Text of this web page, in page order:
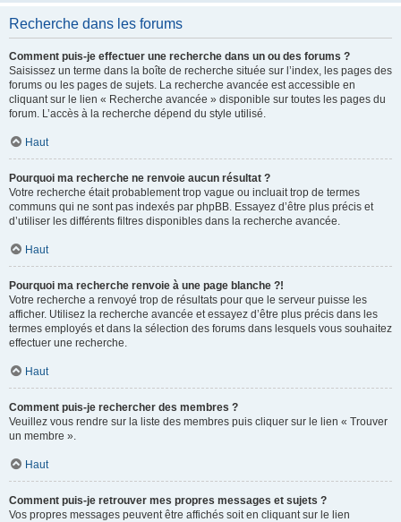
Recherche dans les forums
Comment puis-je effectuer une recherche dans un ou des forums ?
Saisissez un terme dans la boîte de recherche située sur l’index, les pages des
forums ou les pages de sujets. La recherche avancée est accessible en
cliquant sur le lien « Recherche avancée » disponible sur toutes les pages du
forum. L’accès à la recherche dépend du style utilisé.
Haut
Pourquoi ma recherche ne renvoie aucun résultat ?
Votre recherche était probablement trop vague ou incluait trop de termes
communs qui ne sont pas indexés par phpBB. Essayez d’être plus précis et
d’utiliser les différents filtres disponibles dans la recherche avancée.
Haut
Pourquoi ma recherche renvoie à une page blanche ?!
Votre recherche a renvoyé trop de résultats pour que le serveur puisse les
afficher. Utilisez la recherche avancée et essayez d’être plus précis dans les
termes employés et dans la sélection des forums dans lesquels vous souhaitez
effectuer une recherche.
Haut
Comment puis-je rechercher des membres ?
Veuillez vous rendre sur la liste des membres puis cliquer sur le lien « Trouver
un membre ».
Haut
Comment puis-je retrouver mes propres messages et sujets ?
Vos propres messages peuvent être affichés soit en cliquant sur le lien